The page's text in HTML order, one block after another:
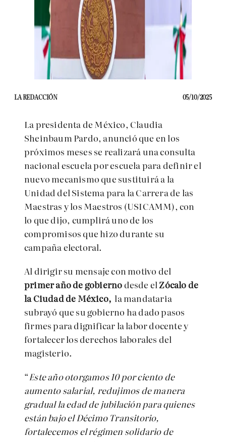
LA REDACCIÓN 05/10/2025
La presidenta de México, Claudia
Sheinbaum Pardo, anunció que en los
próximos meses se realizará una consulta
nacional escuela por escuela para definir el
nuevo mecanismo que sustituirá a la
Unidad del Sistema para la Carrera de las
Maestras y los Maestros (USICAMM), con
lo que dijo, cumplirá uno de los
compromisos que hizo durante su
campaña electoral.
Al dirigir su mensaje con motivo del
primer año de gobierno desde elZócalo de
la Ciudad de México, la mandataria
subrayó que su gobierno ha dado pasos
firmes para dignificar la labor docente y
fortalecer los derechos laborales del
magisterio.
“Este año otorgamos 10 por ciento de
aumento salarial, redujimos de manera
gradual la edad de jubilación para quienes
están bajo el Décimo Transitorio,
fortalecemos el régimen solidario de